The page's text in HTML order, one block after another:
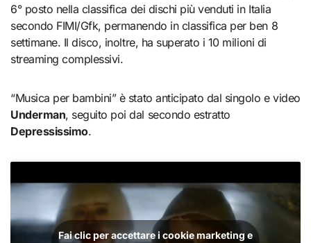
6° posto nella classifica dei dischi più venduti in Italia
secondo FIMI/Gfk, permanendo in classifica per ben 8
settimane. Il disco, inoltre, ha superato i 10 milioni di
streaming complessivi.
“Musica per bambini” è stato anticipato dal singolo e video
Underman, seguito poi dal secondo estratto
Depressissimo.
Fai clic per accettare i cookie marketing e